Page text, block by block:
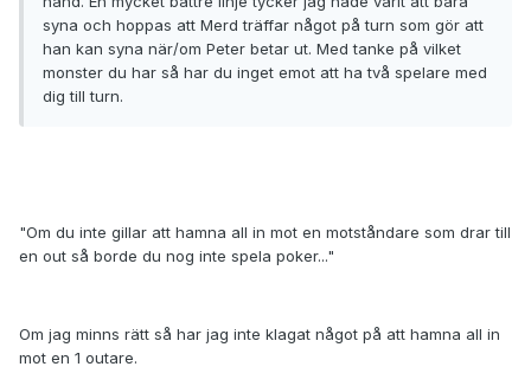
syna och hoppas att Merd träffar något på turn som gör att
han kan syna när/om Peter betar ut. Med tanke på vilket
monster du har så har du inget emot att ha två spelare med
dig till turn.
"Om du inte gillar att hamna all in mot en motståndare som drar till
en out så borde du nog inte spela poker..."
Om jag minns rätt så har jag inte klagat något på att hamna all in
mot en 1 outare.